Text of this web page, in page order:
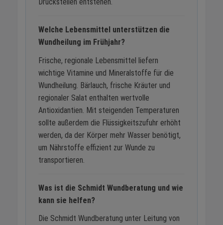
Druckstellen entstehen.
Welche Lebensmittel unterstützen die
Wundheilung im Frühjahr?
Frische, regionale Lebensmittel liefern
wichtige Vitamine und Mineralstoffe für die
Wundheilung. Bärlauch, frische Kräuter und
regionaler Salat enthalten wertvolle
Antioxidantien. Mit steigenden Temperaturen
sollte außerdem die Flüssigkeitszufuhr erhöht
werden, da der Körper mehr Wasser benötigt,
um Nährstoffe effizient zur Wunde zu
transportieren.
Was ist die Schmidt Wundberatung und wie
kann sie helfen?
Die Schmidt Wundberatung unter Leitung von